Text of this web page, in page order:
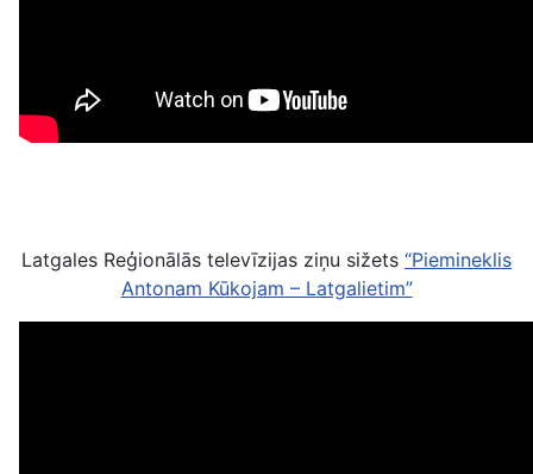
Latgales Reģionālās televīzijas ziņu sižets “Piemineklis
Antonam Kūkojam – Latgalietim”